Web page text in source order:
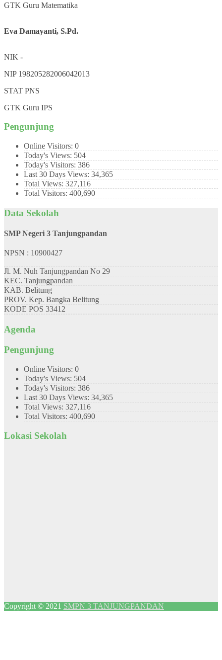
GTK Guru Matematika
Eva Damayanti, S.Pd.
NIK -
NIP 198205282006042013
STAT PNS
GTK Guru IPS
Pengunjung
Online Visitors: 0
Today's Views: 504
Today's Visitors: 386
Last 30 Days Views: 34,365
Total Views: 327,116
Total Visitors: 400,690
Data Sekolah
SMP Negeri 3 Tanjungpandan
NPSN : 10900427
Jl. M. Nuh Tanjungpandan No 29
KEC. Tanjungpandan
KAB. Belitung
PROV. Kep. Bangka Belitung
KODE POS 33412
Agenda
Pengunjung
Online Visitors: 0
Today's Views: 504
Today's Visitors: 386
Last 30 Days Views: 34,365
Total Views: 327,116
Total Visitors: 400,690
Lokasi Sekolah
Copyright © 2021 SMPN 3 TANJUNGPANDAN